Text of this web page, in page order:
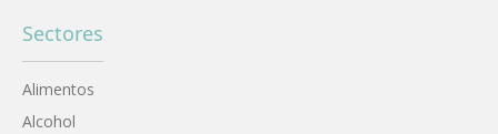
Sectores
Alimentos
Alcohol